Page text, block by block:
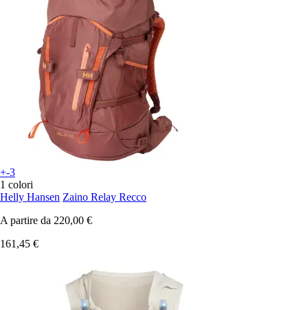
+-3
1 colori
Helly Hansen Zaino Relay Recco
A partire da 220,00 €
161,45 €